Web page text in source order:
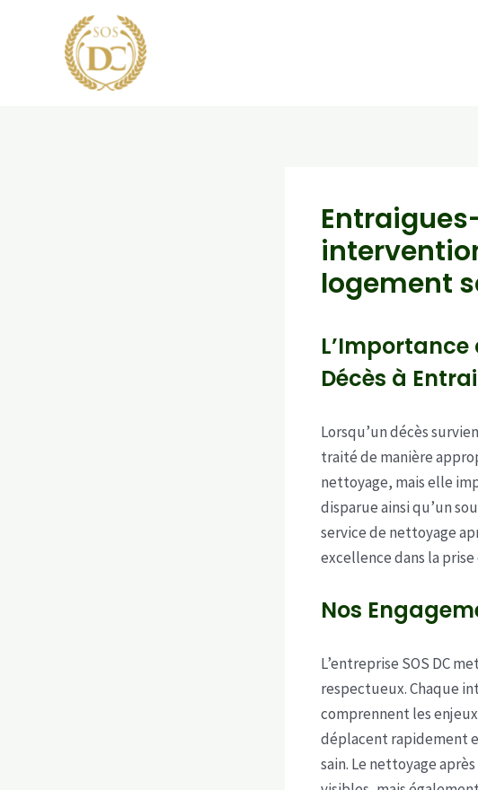
logement
L’Importance
Décès à
Lorsqu’un décès
traité de manière
nettoyage, mais elle
disparue ainsi qu’un
service de nettoyage
excellence dans la
Nos
L’entreprise SOS DC
respectueux. Chaque
comprennent les
déplacent rapidement
sain. Le nettoyage